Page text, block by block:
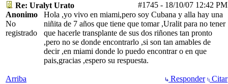
#1745 - 18/10/07 12:42 PM
Re: Uralyt Urato
Anonimo
No
registrado
Hola ,yo vivo en miami,pero soy Cubana y alla hay una
niñita de 7 años que tiene que tomar ,Uralit para no tener
que hacerle transplante de sus dos riñones tan pronto
,pero no se donde encontrarlo ,si son tan amables de
decir ,en miami donde lo puedo encontrar o en que
pais,gracias ,espero su respuesta.
Arriba Responder
Citar